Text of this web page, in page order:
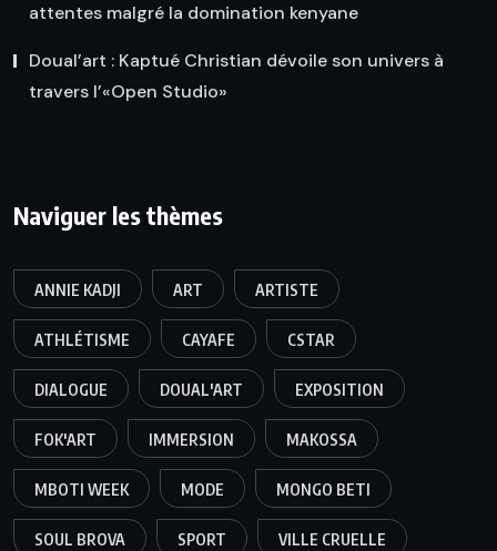
attentes malgré la domination kenyane
Doual’art : Kaptué Christian dévoile son univers à
travers l’«Open Studio»
Naviguer les thèmes
ANNIE KADJI ART ARTISTE
ATHLÉTISME CAYAFE CSTAR
DIALOGUE DOUAL'ART EXPOSITION
FOK'ART IMMERSION MAKOSSA
MBOTI WEEK MODE MONGO BETI
SOUL BROVA SPORT VILLE CRUELLE